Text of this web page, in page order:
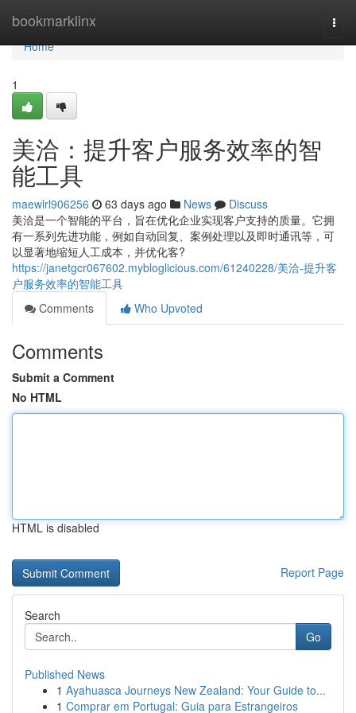
bookmarklinx
Home
Home
1
美洽：提升客户服务效率的智
能工具
maewlrl906256 63 days ago News
Discuss
美洽是一个智能的平台，旨在优化企业实现客户支持的质量。它拥
有一系列先进功能，例如自动回复、案例处理以及即时通讯等，可
以显著地缩短人工成本，并优化客?
https://janetgcr067602.mybloglicious.com/61240228/美洽-提升客
户服务效率的智能工具
Comments
Who Upvoted
Comments
Submit a Comment
No HTML
HTML is disabled
Report Page
Search
Go
Published News
1 Ayahuasca Journeys New Zealand: Your Guide to...
1 Comprar em Portugal: Guia para Estrangeiros